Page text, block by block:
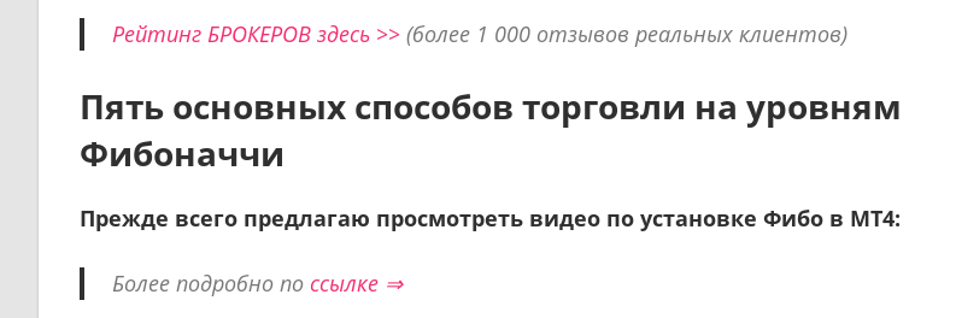
Рейтинг БРОКЕРОВ здесь >> (более 1 000 отзывов реальных клиентов)
Пять основных способов торговли на уровням
Фибоначчи
Прежде всего предлагаю просмотреть видео по установке Фибо в МТ4:
Более подробно по ссылке ⇒